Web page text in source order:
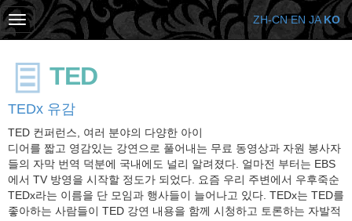
TED
TEDx 유감
TED 컨퍼런스, 여러 분야의 다양한 아이
디어를 짧고 영감있는 강연으로 풀어내는 무료 동영상과 자원 봉사자
들의 자막 번역 덕분에 국내에도 널리 알려졌다. 얼마전 부터는 EBS
에서 TV 방영을 시작할 정도가 되었다. 요즘 우리 주변에서 우후죽순
TEDx라는 이름을 단 모임과 행사들이 늘어나고 있다. TEDx는 TED를
좋아하는 사람들이 TED 강연 내용을 함께 시청하고 토론하는 자발적
ZH-CN EN JA KO